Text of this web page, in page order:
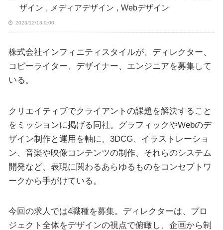
ザイン , メディアデザイン , Webデザイン
2023/12/13 9:00
株式会社インフィニティスタイルが、ディレクター、
コピーライター、デザイナー、エンジニアを募集して
いる。
クリエイティブでクライアントの課題を解決すること
をミッションに掲げる同社。グラフィックやWebのデ
ザイン制作と運用を軸に、3DCG、イラストレーショ
ン、音楽や映像コンテンツの制作、それらのシステム
開発など、表現に関わるあらゆるものをコンセプトワ
ークから手がけている。
今回の求人では4職種を募集。ディレクターは、プロ
ジェクト全体をデザインの視点で俯瞰し、企画から制